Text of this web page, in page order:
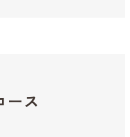
ース